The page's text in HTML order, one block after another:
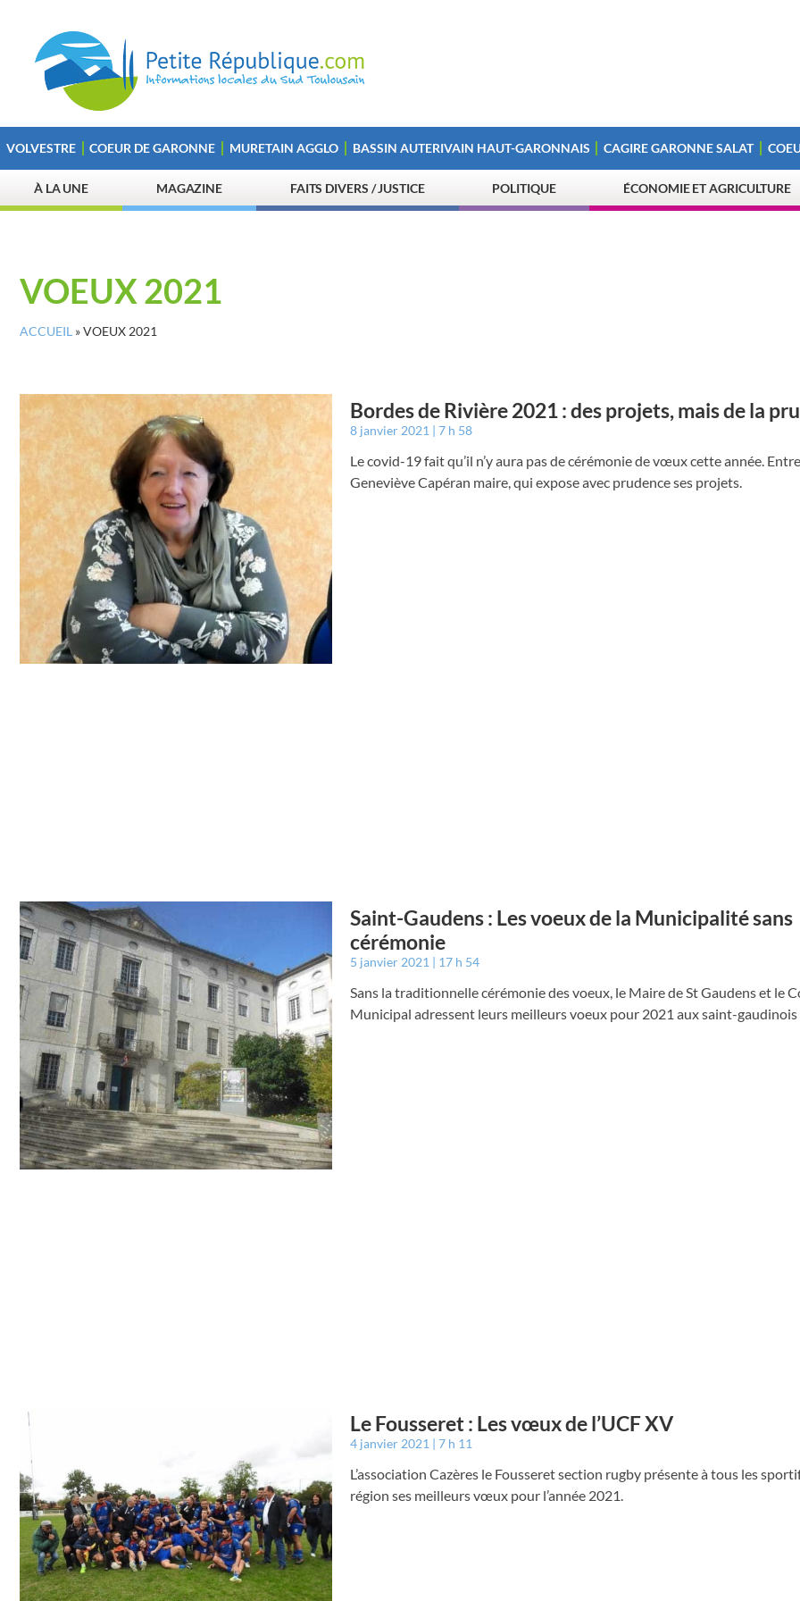
VOLVESTRE COEUR DE GARONNE MURETAIN AGGLO BASSIN AUTERIVAIN HAUT-GARONNAIS CAGIRE GARONNE SALAT
À LA UNE MAGAZINE FAITS DIVERS / JUSTICE POLITIQUE ÉCONOMIE ET AGRICULTURE
VOEUX 2021
ACCUEIL »VOEUX 2021
Bordes de Rivière 2021 : des projets, mais de la
8 janvier 2021 7 h 58
Le covid-19 fait qu’il n’y aura pas de cérémonie de vœux cette année.
Geneviève Capéran maire, qui expose avec prudence ses projets.
Saint-Gaudens : Les voeux de la Municipalité sans
cérémonie
5 janvier 2021 17 h 54
Sans la traditionnelle cérémonie des voeux, le Maire de St Gaudens et le
Municipal adressent leurs meilleurs voeux pour 2021 aux saint-gaudinois
Le Fousseret : Les vœux de l’UCF XV
4 janvier 2021 7 h 11
L’association Cazères le Fousseret section rugby présente à tous les
région ses meilleurs vœux pour l’année 2021.